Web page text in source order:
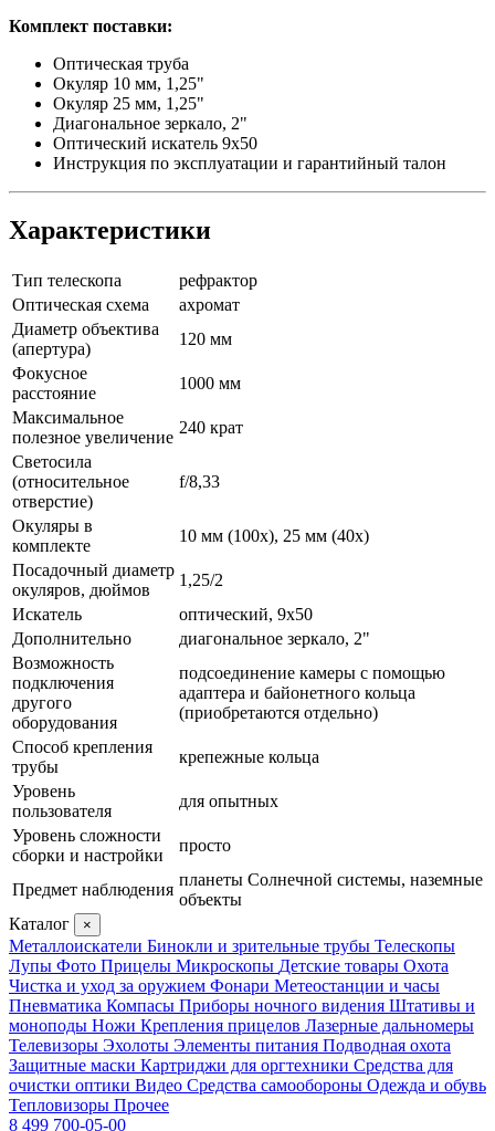
Комплект поставки:
Оптическая труба
Окуляр 10 мм, 1,25"
Окуляр 25 мм, 1,25"
Диагональное зеркало, 2"
Оптический искатель 9x50
Инструкция по эксплуатации и гарантийный талон
Характеристики
Тип телескопа
рефрактор
Оптическая схема
ахромат
Диаметр объектива
(апертура)
120 мм
Фокусное
расстояние
1000 мм
Максимальное
полезное увеличение
240 крат
Светосила
(относительное
отверстие)
f/8,33
Окуляры в
комплекте
10 мм (100х), 25 мм (40х)
Посадочный диаметр
окуляров, дюймов
1,25/2
Искатель
оптический, 9x50
Дополнительно
диагональное зеркало, 2"
Возможность
подключения
другого
оборудования
подсоединение камеры с помощью
адаптера и байонетного кольца
(приобретаются отдельно)
Способ крепления
трубы
крепежные кольца
Уровень
пользователя
для опытных
Уровень сложности
сборки и настройки
просто
Предмет наблюдения
планеты Солнечной системы, наземные
объекты
Каталог
×
Металлоискатели Бинокли и зрительные трубы Телескопы
Лупы Фото Прицелы Микроскопы Детские товары Охота
Чистка и уход за оружием Фонари Метеостанции и часы
Пневматика Компасы Приборы ночного видения Штативы и
моноподы Ножи Крепления прицелов Лазерные дальномеры
Телевизоры Эхолоты Элементы питания Подводная охота
Защитные маски Картриджи для оргтехники Средства для
очистки оптики Видео Средства самообороны Одежда и обувь
Тепловизоры Прочее
8 499 700-05-00